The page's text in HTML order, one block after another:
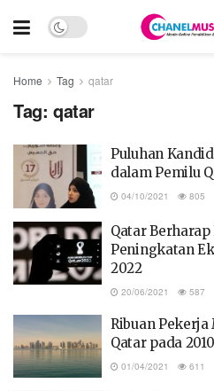
Home Tag qatar
Tag: qatar
Puluhan
dalam Pemilu
04/10/2021 805
Qatar
Peningkatan
2022
20/06/2021 587
Ribuan
Qatar pada 2010
01/04/2021 611